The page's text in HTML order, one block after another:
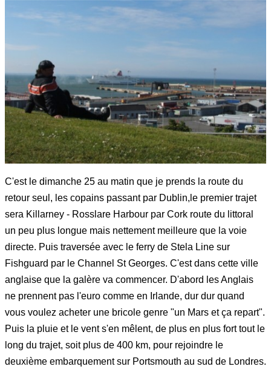
C'est le dimanche 25 au matin que je prends la route du
retour seul, les copains passant par Dublin,le premier trajet
sera Killarney - Rosslare Harbour par Cork route du littoral
un peu plus longue mais nettement meilleure que la voie
directe. Puis traversée avec le ferry de Stela Line sur
Fishguard par le Channel St Georges. C'est dans cette ville
anglaise que la galère va commencer. D'abord les Anglais
ne prennent pas l'euro comme en Irlande, dur dur quand
vous voulez acheter une bricole genre "un Mars et ça repart".
Puis la pluie et le vent s'en mêlent, de plus en plus fort tout le
long du trajet, soit plus de 400 km, pour rejoindre le
deuxième embarquement sur Portsmouth au sud de Londres.